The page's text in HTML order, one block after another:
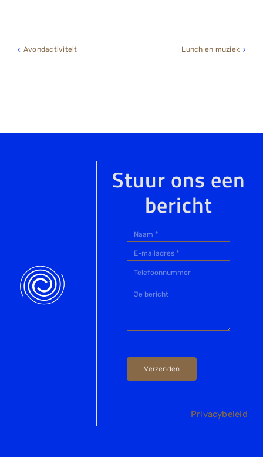
Avondactiviteit Lunch en muziek
Stuur ons een
bericht
Verzenden
Privacybeleid